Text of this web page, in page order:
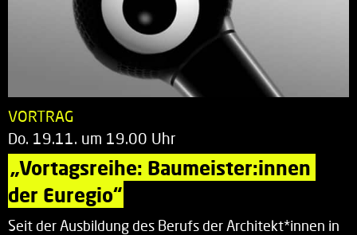
VORTRAG
Do. 19.11. um 19.00 Uhr
„Vortagsreihe: Baumeister:innen
der Euregio“
Seit der Ausbildung des Berufs der Architekt*innen in